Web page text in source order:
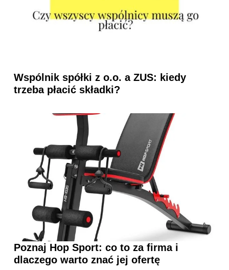
Wspólnik spółki z o.o. a ZUS: kiedy
trzeba płacić składki?
Poznaj Hop Sport: co to za firma i
dlaczego warto znać jej ofertę